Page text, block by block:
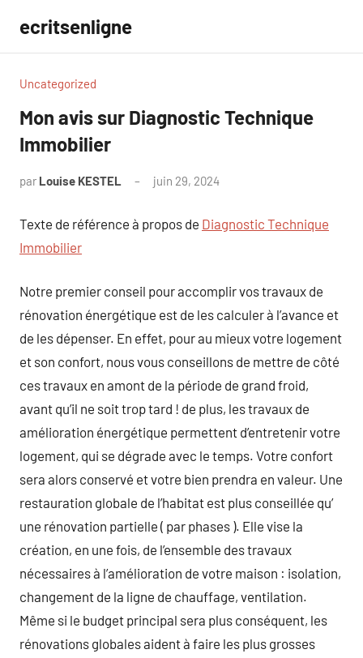
contenu
ecritsenligne
Uncategorized
Mon avis sur Diagnostic Technique
Immobilier
par Louise KESTEL juin 29, 2024
Texte de référence à propos de Diagnostic Technique
Immobilier
Notre premier conseil pour accomplir vos travaux de
rénovation énergétique est de les calculer à l’avance et
de les dépenser. En effet, pour au mieux votre logement
et son confort, nous vous conseillons de mettre de côté
ces travaux en amont de la période de grand froid,
avant qu’il ne soit trop tard ! de plus, les travaux de
amélioration énergétique permettent d’entretenir votre
logement, qui se dégrade avec le temps. Votre confort
sera alors conservé et votre bien prendra en valeur. Une
restauration globale de l’habitat est plus conseillée qu’
une rénovation partielle ( par phases ). Elle vise la
création, en une fois, de l’ensemble des travaux
nécessaires à l’amélioration de votre maison : isolation,
changement de la ligne de chauffage, ventilation.
Même si le budget principal sera plus conséquent, les
rénovations globales aident à faire les plus grosses